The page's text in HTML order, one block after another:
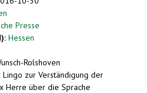
Presse
Hessen
Rolshoven
Lingo zur Verständigung der
Herre über die Sprache